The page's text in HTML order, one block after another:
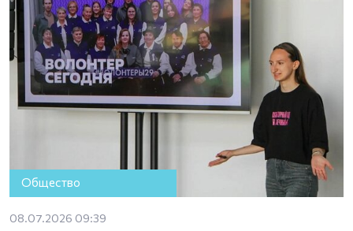
Общество
08.07.2026 09:39